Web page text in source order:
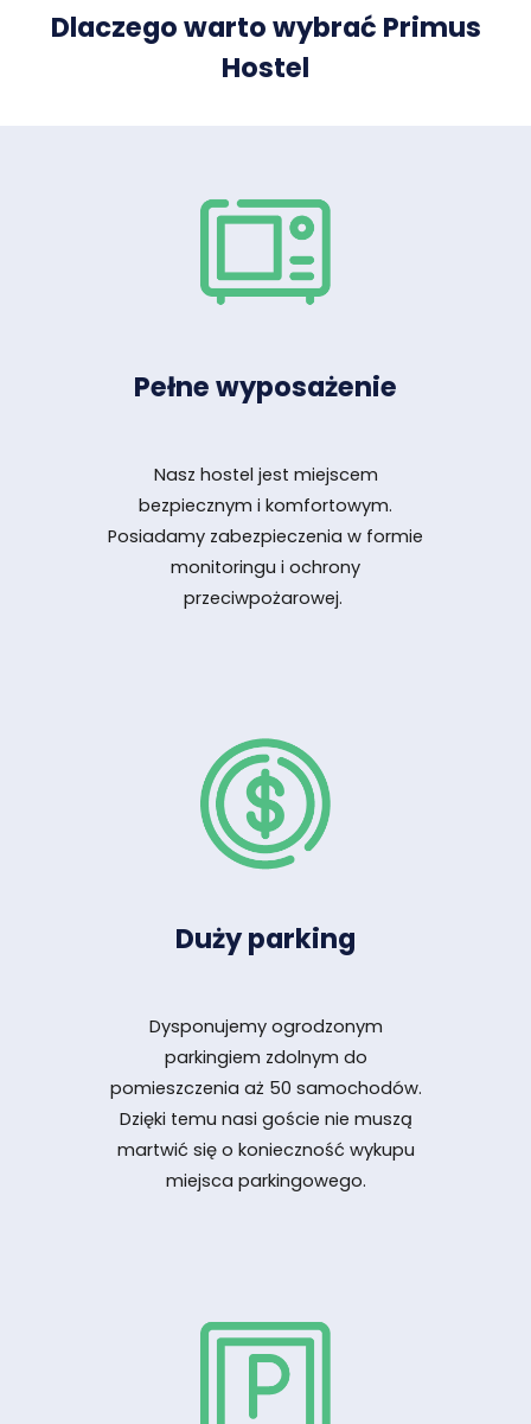
Dlaczego warto wybrać Primus
Hostel
Pełne wyposażenie
Nasz hostel jest miejscem
bezpiecznym i komfortowym.
Posiadamy zabezpieczenia w formie
monitoringu i ochrony
przeciwpożarowej.
Duży parking
Dysponujemy ogrodzonym
parkingiem zdolnym do
pomieszczenia aż 50 samochodów.
Dzięki temu nasi goście nie muszą
martwić się o konieczność wykupu
miejsca parkingowego.